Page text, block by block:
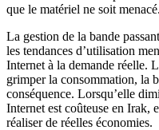
que le matériel ne soit menacé.
La gestion de la bande
les tendances d’utilisation
Internet à la demande réelle.
grimper la consommation, la
conséquence. Lorsqu’elle
Internet est coûteuse en Irak,
réaliser de réelles économies.